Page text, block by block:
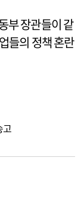
부 장관들이 같
들의 정책 혼란
고